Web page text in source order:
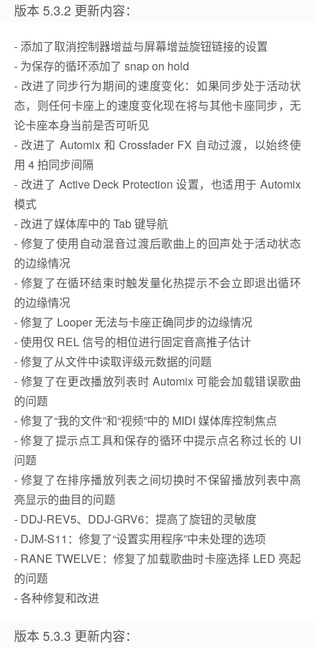
版本 5.3.2 更新内容：
- 添加了取消控制器增益与屏幕增益旋钮链接的设置
- 为保存的循环添加了 snap on hold
- 改进了同步行为期间的速度变化：如果同步处于活动状
态，则任何卡座上的速度变化现在将与其他卡座同步，无
论卡座本身当前是否可听见
- 改进了 Automix 和 Crossfader FX 自动过渡，以始终使
用 4 拍同步间隔
- 改进了 Active Deck Protection 设置，也适用于 Automix
模式
- 改进了媒体库中的 Tab 键导航
- 修复了使用自动混音过渡后歌曲上的回声处于活动状态
的边缘情况
- 修复了在循环结束时触发量化热提示不会立即退出循环
的边缘情况
- 修复了 Looper 无法与卡座正确同步的边缘情况
- 使用仅 REL 信号的相位进行固定音高推子估计
- 修复了从文件中读取评级元数据的问题
- 修复了在更改播放列表时 Automix 可能会加载错误歌曲
的问题
- 修复了“我的文件”和“视频”中的 MIDI 媒体库控制焦点
- 修复了提示点工具和保存的循环中提示点名称过长的 UI
问题
- 修复了在排序播放列表之间切换时不保留播放列表中高
亮显示的曲目的问题
- DDJ-REV5、DDJ-GRV6：提高了旋钮的灵敏度
- DJM-S11：修复了“设置实用程序”中未处理的选项
- RANE TWELVE：修复了加载歌曲时卡座选择 LED 亮起
的问题
- 各种修复和改进
版本 5.3.3 更新内容：